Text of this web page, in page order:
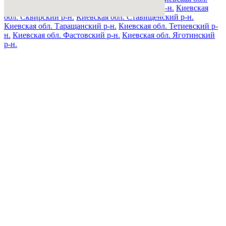
Киевская обл. Ракитнянский р-н. Киевская
обл. Сквирский р-н. Киевская обл. Ставищенский р-н.
Киевская обл. Таращанский р-н. Киевская обл. Тетиевский р-
н. Киевская обл. Фастовский р-н. Киевская обл. Яготинский
р-н.